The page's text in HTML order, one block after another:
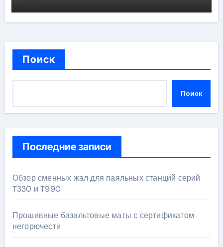
Поиск
Поиск
Последние записи
Обзор сменных жал для паяльных станций серий
T330 и T990
Прошивные базальтовые маты с сертификатом
негорючести